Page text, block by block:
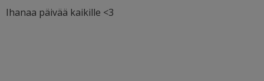
Ihanaa päivää kaikille <3